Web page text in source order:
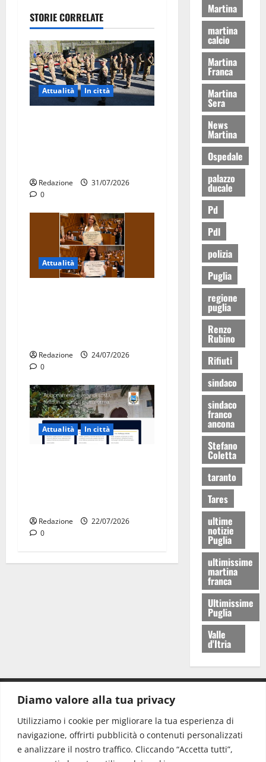
Diamo valore alla tua privacy
Utilizziamo i cookie per migliorare la tua esperienza di
navigazione, offrirti pubblicità o contenuti personalizzati
e analizzare il nostro traffico. Cliccando “Accetta tutti”,
STORIE CORRELATE
Attualità In città
Redazione
31/07/2026
0
Attualità
Redazione
24/07/2026
0
Attualità In città
Redazione
22/07/2026
0
Martina
martina
calcio
Martina
Franca
Martina
Sera
News
Martina
Ospedale
palazzo
ducale
Pd
Pdl
polizia
Puglia
regione
puglia
Renzo
Rubino
Rifiuti
sindaco
sindaco
franco
ancona
Stefano
Coletta
taranto
Tares
ultime
notizie
Puglia
ultimissime
martina
franca
Ultimissime
Puglia
Valle
d'Itria
Redazione: redazione@www.martinasera.it
Direttore:direttore@www.martinasera.it